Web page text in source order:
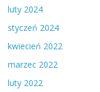
luty 2024
styczeń 2024
kwiecień 2022
marzec 2022
luty 2022